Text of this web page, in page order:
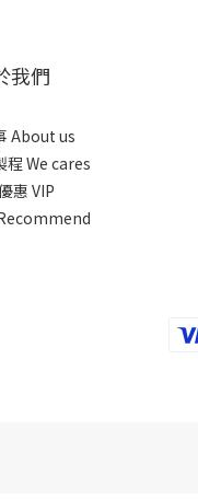
我們
About us
程 We cares
惠 VIP